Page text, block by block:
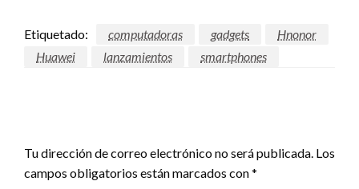
Etiquetado: computadoras gadgets
Hnonor
Huawei
lanzamientos smartphones
Tu dirección de correo electrónico no será publicada. Los
campos obligatorios están marcados con*